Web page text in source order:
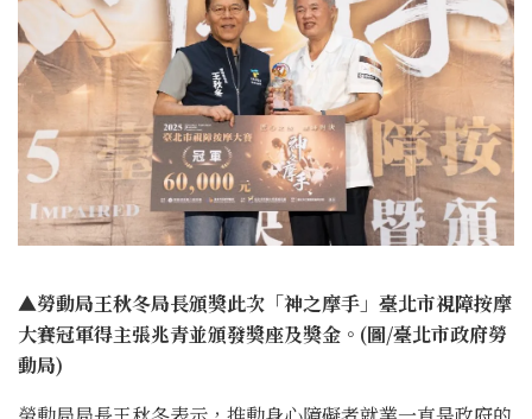
▲勞動局王秋冬局長頒獎此次「神之摩手」臺北市視障按摩
大賽冠軍得主張兆青並頒發獎座及獎金。(圖/臺北市政府勞
動局)